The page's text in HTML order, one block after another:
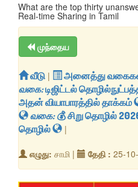
What are the top thirty
Real-time Sharing in Tamil
முந்தைய
வீடு | அனைத்து
வகை:டிஜிட்டல்
அதன் வியாபாரத்தில் தாக்கம்
வகை:​💰 சிறு தொழில்
தொழில்
|
எழுது: சாமி | தேதி : 25-